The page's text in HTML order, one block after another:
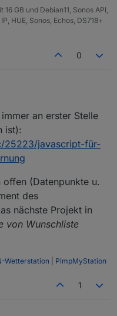
GB und Debian11, Sonos API,
HUE, Sonos, Echos, DS718+
0
an erster Stelle
ist):
25223/javascript-für-
(Datenpunkte u.
des
nächste Projekt in
von Wunschliste
Wetterstation PimpMyStation
1